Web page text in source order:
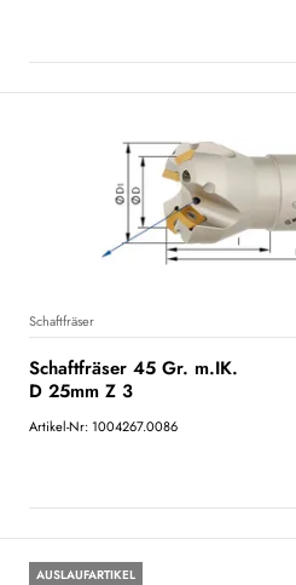
Schaftfräser
Schaftfräser 45 Gr. m.IK.
D 25mm Z 3
Artikel-Nr: 1004267.0086
AUSLAUFARTIKEL